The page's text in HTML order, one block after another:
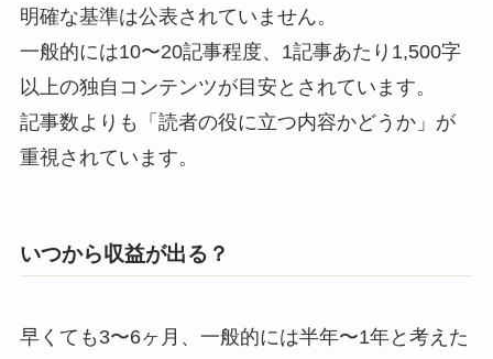
明確な基準は公表されていません。
一般的には10〜20記事程度、1記事あたり1,500字
以上の独自コンテンツが目安とされています。
記事数よりも「読者の役に立つ内容かどうか」が
重視されています。
いつから収益が出る？
早くても3〜6ヶ月、一般的には半年〜1年と考えた